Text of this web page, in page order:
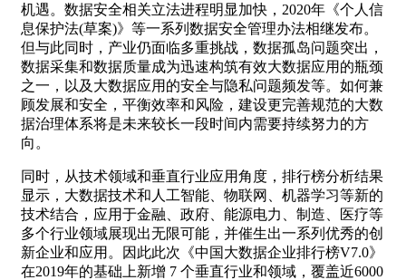
机遇。数据安全相关立法进程明显加快，2020年《个人信
息保护法(草案)》等一系列数据安全管理办法相继发布。
但与此同时，产业仍面临多重挑战，数据孤岛问题突出，
数据采集和数据质量成为迅速构筑有效大数据应用的瓶颈
之一，以及大数据应用的安全与隐私问题频发等。如何兼
顾发展和安全，平衡效率和风险，建设更完善规范的大数
据治理体系将是未来较长一段时间内需要持续努力的方
向。
同时，从技术领域和垂直行业应用角度，排行榜分析结果
显示，大数据技术和人工智能、物联网、机器学习等新的
技术结合，应用于金融、政府、能源电力、制造、医疗等
多个行业领域展现出无限可能，并催生出一系列优秀的创
新企业和应用。因此此次《中国大数据企业排行榜V7.0》
在2019年的基础上新增 7 个垂直行业和领域，覆盖近6000